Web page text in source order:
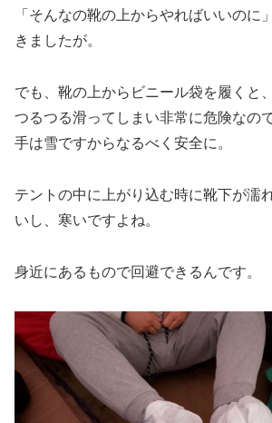
「そんなの靴の上からやればいいのに
きましたが。
でも、靴の上からビニール袋を履くと
つるつる滑ってしまい非常に危険なの
手は雪ですからなるべく安全に。
テントの中に上がり込む時に靴下が濡
いし、寒いですよね。
身近にあるもので回避できるんです。